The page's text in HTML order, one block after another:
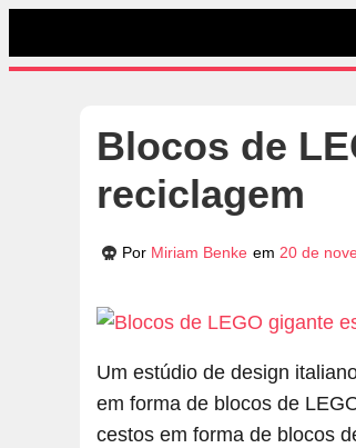
Blocos de
reciclagem
Por Miriam Benke em 20 de
Um estúdio de design
em forma de blocos de
cestos em forma de blocos